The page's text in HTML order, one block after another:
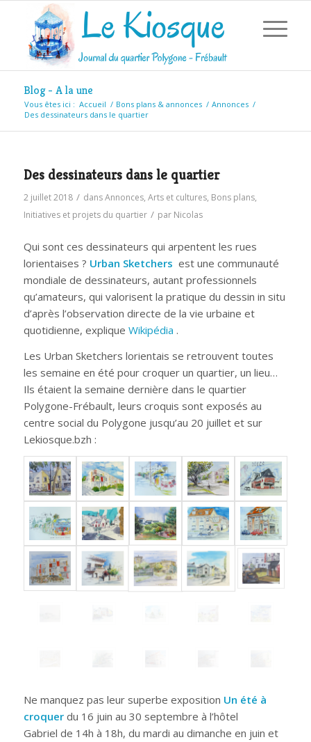
Blog - A la une
Vous êtes ici : Accueil / Bons plans & annonces / Annonces /
Des dessinateurs dans le quartier
Des dessinateurs dans le quartier
2 juillet 2018 / dansAnnonces, Arts et cultures, Bons plans,
Initiatives et projets du quartier / par Nicolas
Qui sont ces dessinateurs qui arpentent les rues
lorientaises ? Urban Sketchers est une communauté
mondiale de dessinateurs, autant professionnels
qu’amateurs, qui valorisent la pratique du dessin in situ
d’après l’observation directe de la vie urbaine et
quotidienne, explique Wikipédia .
Les Urban Sketchers lorientais se retrouvent toutes
les semaine en été pour croquer un quartier, un lieu…
Ils étaient la semaine dernière dans le quartier
Polygone-Frébault, leurs croquis sont exposés au
centre social du Polygone jusqu’au 20 juillet et sur
Lekiosque.bzh :
Ne manquez pas leur superbe exposition Un été à
croquerdu 16 juin au 30 septembre à l’hôtel
Gabriel de 14h à 18h, du mardi au dimanche en juin et